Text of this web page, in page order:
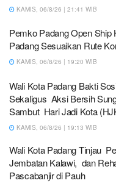
KAMIS, 06/8/26 | 21:41 WIB
Pemko Padang Open Ship
Padang Sesuaikan Rute
KAMIS, 06/8/26 | 19:20 WIB
Wali Kota Padang Bakti
Sekaligus Aksi Bersih
Sambut Hari Jadi Kota
KAMIS, 06/8/26 | 19:13 WIB
Wali Kota Padang Tinjau
Jembatan Kalawi, dan
Pascabanjir di Pauh